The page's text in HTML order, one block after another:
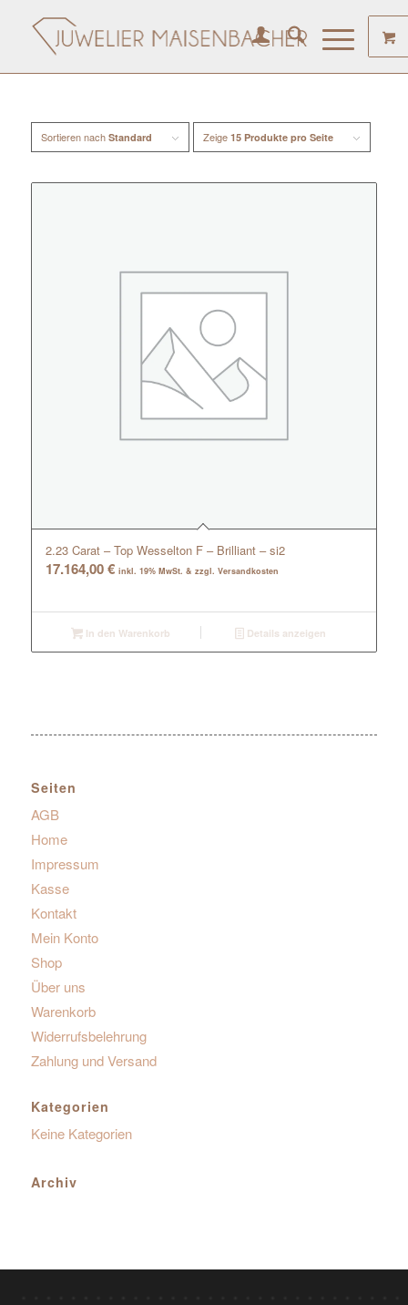
Sortieren nach Standard Zeige 15 Produkte pro Seite
2.23 Carat – Top Wesselton F – Brilliant – si2
17.164,00€ inkl. 19% MwSt. & zzgl. Versandkosten
In den Warenkorb Details anzeigen
Seiten
AGB
Home
Impressum
Kasse
Kontakt
Mein Konto
Shop
Über uns
Warenkorb
Widerrufsbelehrung
Zahlung und Versand
Kategorien
Keine Kategorien
Archiv